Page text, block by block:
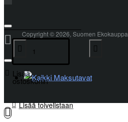
Lisää
ostoskoriin
Lisää toivelistaan
Copyright © 2026, Suomen Ekokauppa